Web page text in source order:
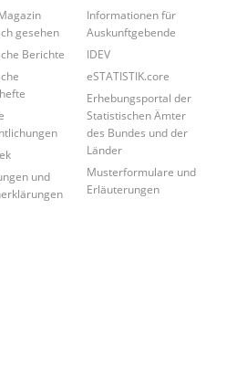
gesehen
Berichte
und
Informationen für
Auskunftgebende
IDEV
eSTATISTIK.core
Erhebungsportal der
Statistischen Ämter
des Bundes und der
Länder
Musterformulare und
Erläuterungen